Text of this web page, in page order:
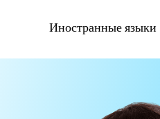
Иностранные языки